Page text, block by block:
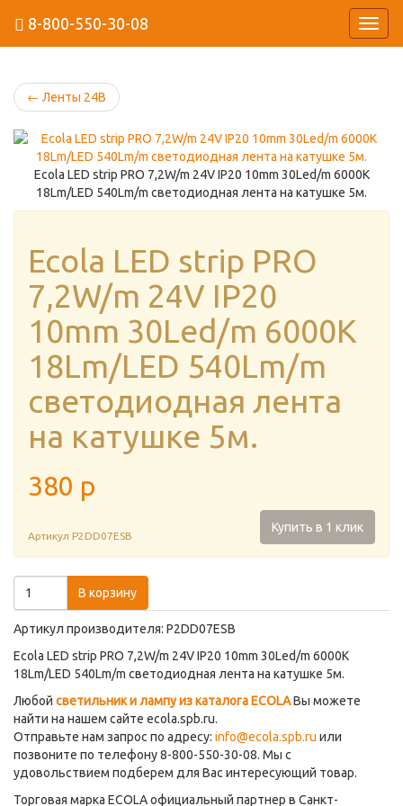
8-800-550-30-08
← Ленты 24В
Ecola LED strip PRO 7,2W/m 24V IP20 10mm 30Led/m 6000K
18Lm/LED 540Lm/m светодиодная лента на катушке 5м.
Ecola LED strip PRO
7,2W/m 24V IP20
10mm 30Led/m 6000K
18Lm/LED 540Lm/m
светодиодная лента
на катушке 5м.
380 p
Купить в 1 клик
Артикул P2DD07ESB
В корзину
Артикул производителя: P2DD07ESB
Ecola LED strip PRO 7,2W/m 24V IP20 10mm 30Led/m 6000K
18Lm/LED 540Lm/m светодиодная лента на катушке 5м.
Любой светильник и лампу из каталога ECOLAВы можете
найти на нашем сайте ecola.spb.ru.
Отправьте нам запрос по адресу: info@ecola.spb.ru или
позвоните по телефону 8-800-550-30-08. Мы с
удовольствием подберем для Вас интересующий товар.
Торговая марка ECOLA официальный партнер в Санкт-